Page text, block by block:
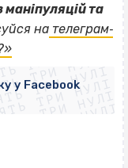
маніпуляцій та
на телеграм‐
ТРИ НУЛІ
ТРИ НУЛІ
ТРИ НУЛІ
ТРИ НУЛІ
ТРИ НУЛІ
ТРИ НУЛІ
ТРИ НУЛІ
ТРИ НУЛІ
у Facebook